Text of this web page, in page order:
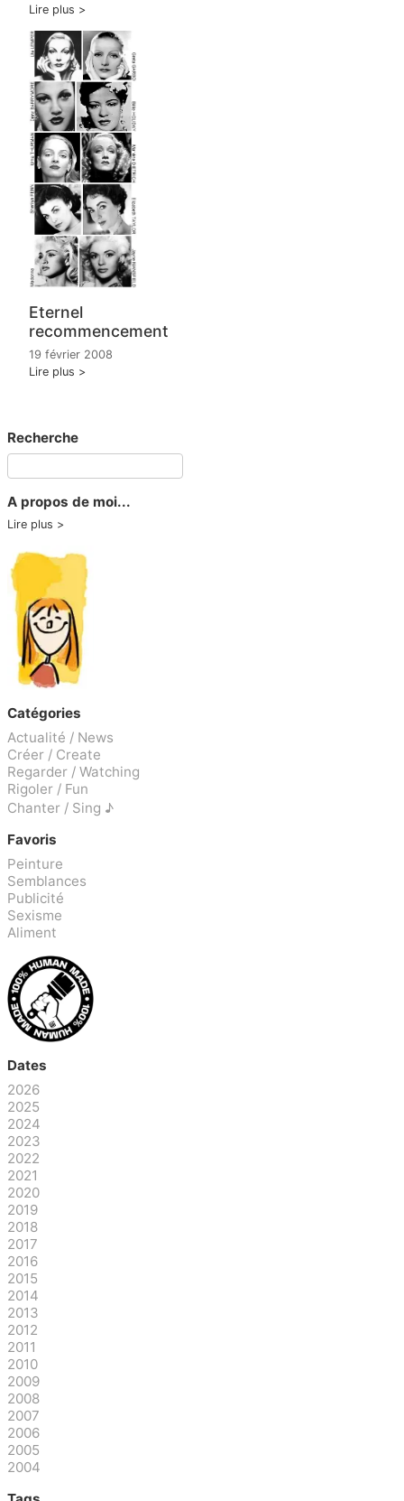
Lire plus
Eternel
recommencement
19 février 2008
Lire plus
Recherche
A propos de moi...
Lire plus
Catégories
Actualité / News
Créer / Create
Regarder / Watching
Rigoler / Fun
Chanter / Sing ♪
Favoris
Peinture
Semblances
Publicité
Sexisme
Aliment
Dates
2026
2025
2024
2023
2022
2021
2020
2019
2018
2017
2016
2015
2014
2013
2012
2011
2010
2009
2008
2007
2006
2005
2004